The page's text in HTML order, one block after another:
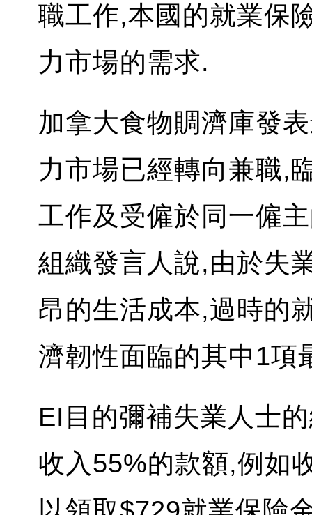
職工作,本國的就業保
力市場的需求.
加拿大食物賙濟庫發
力市場已經轉向兼職,
工作及受僱於同一僱
組織發言人說,由於失
昂的生活成本,過時的
濟韌性面臨的其中1項
EI目的彌補失業人士
收入55%的款額,例如